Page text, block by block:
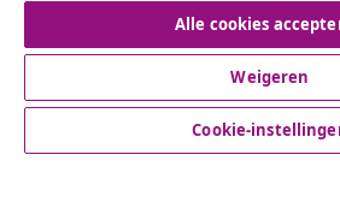
Alle cookies
Weigeren
Cookie-